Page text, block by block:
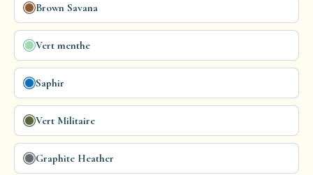
Brown Savana
Vert menthe
Saphir
Vert Militaire
Graphite Heather